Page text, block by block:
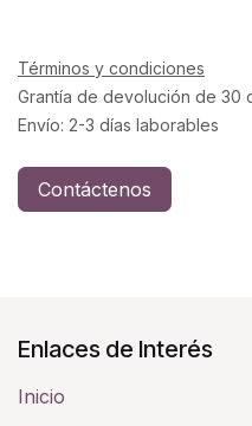
Términos y condiciones
Grantía de devolución de 30
Envío: 2-3 días laborables
Contáctenos
Enlaces de Interés
Inicio